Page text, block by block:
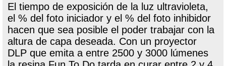
El tiempo de exposición de la luz ultravioleta,
el % del foto iniciador y el % del foto inhibidor
hacen que sea posible el poder trabajar con la
altura de capa deseada. Con un proyector
DLP que emita a entre 2500 y 3000 lúmenes